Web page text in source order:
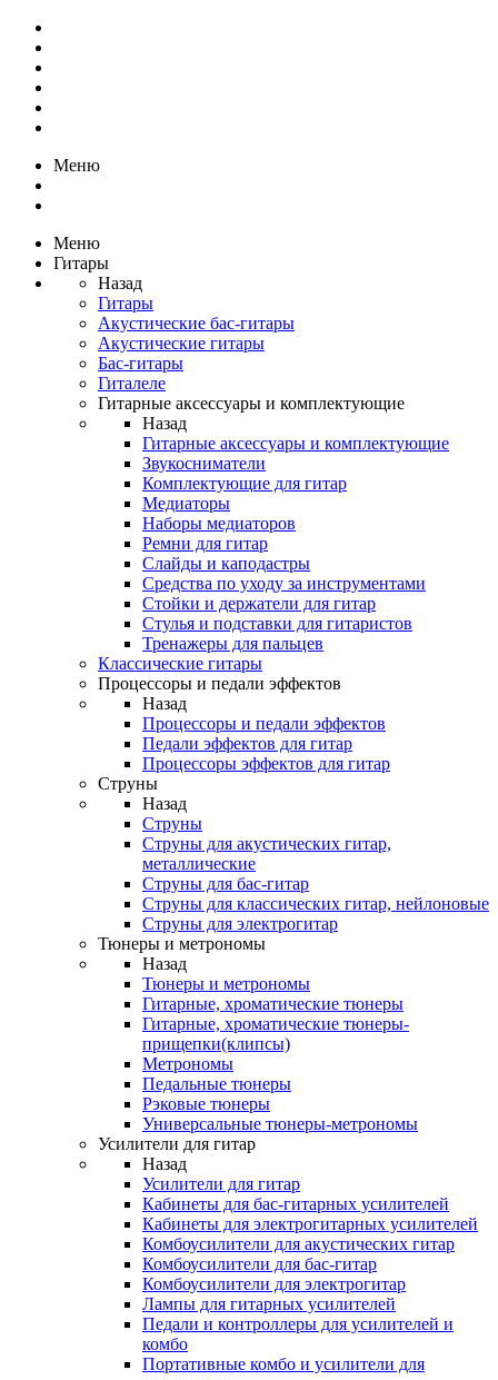
Меню
Меню
Гитары
Назад
Гитары
Акустические бас-гитары
Акустические гитары
Бас-гитары
Гиталеле
Гитарные аксессуары и комплектующие
Назад
Гитарные аксессуары и комплектующие
Звукосниматели
Комплектующие для гитар
Медиаторы
Наборы медиаторов
Ремни для гитар
Слайды и каподастры
Средства по уходу за инструментами
Стойки и держатели для гитар
Стулья и подставки для гитаристов
Тренажеры для пальцев
Классические гитары
Процессоры и педали эффектов
Назад
Процессоры и педали эффектов
Педали эффектов для гитар
Процессоры эффектов для гитар
Струны
Назад
Струны
Струны для акустических гитар,
металлические
Струны для бас-гитар
Струны для классических гитар, нейлоновые
Струны для электрогитар
Тюнеры и метрономы
Назад
Тюнеры и метрономы
Гитарные, хроматические тюнеры
Гитарные, хроматические тюнеры-
прищепки(клипсы)
Метрономы
Педальные тюнеры
Рэковые тюнеры
Универсальные тюнеры-метрономы
Усилители для гитар
Назад
Усилители для гитар
Кабинеты для бас-гитарных усилителей
Кабинеты для электрогитарных усилителей
Комбоусилители для акустических гитар
Комбоусилители для бас-гитар
Комбоусилители для электрогитар
Лампы для гитарных усилителей
Педали и контроллеры для усилителей и
комбо
Портативные комбо и усилители для